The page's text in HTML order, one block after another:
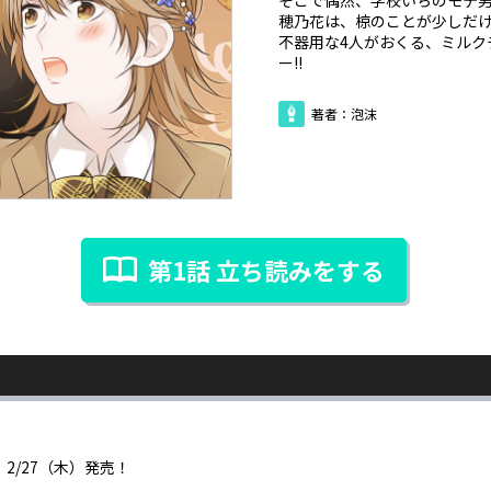
穂乃花は、椋のことが少しだ
不器用な4人がおくる、ミル
ー!!
著者：泡沫
第1話 立ち読みをする
27（木）発売！